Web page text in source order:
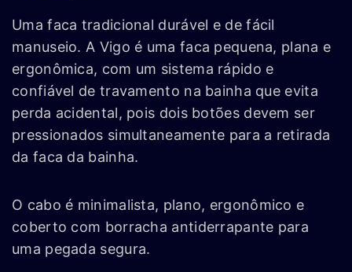
Uma faca tradicional durável e de fácil
manuseio. A Vigo é uma faca pequena, plana e
ergonômica, com um sistema rápido e
confiável de travamento na bainha que evita
perda acidental, pois dois botões devem ser
pressionados simultaneamente para a retirada
da faca da bainha.
O cabo é minimalista, plano, ergonômico e
coberto com borracha antiderrapante para
uma pegada segura.